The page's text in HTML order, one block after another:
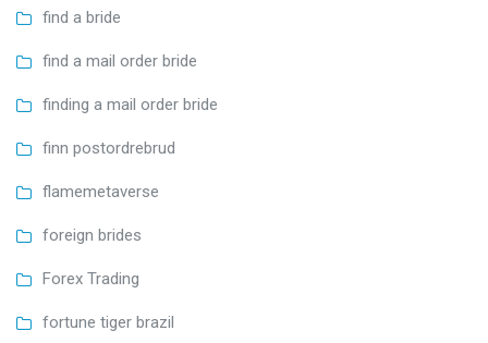
find a bride
find a mail order bride
finding a mail order bride
finn postordrebrud
flamemetaverse
foreign brides
Forex Trading
fortune tiger brazil